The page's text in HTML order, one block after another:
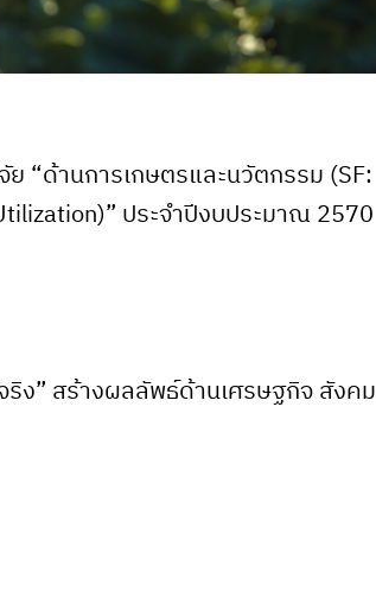
“ด้านการเกษตรและนวัตกรรม (SF:
ประจำปีงบประมาณ 2570
ริง” สร้างผลลัพธ์ด้านเศรษฐกิจ สังคม